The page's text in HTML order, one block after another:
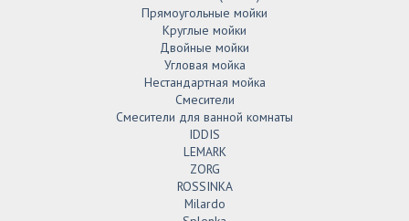
Прямоугольные мойки
Круглые мойки
Двойные мойки
Угловая мойка
Нестандартная мойка
Смесители
Смесители для ванной комнаты
IDDIS
LEMARK
ZORG
ROSSINKA
Milardo